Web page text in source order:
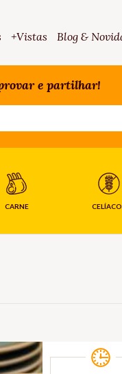
+Vistas Blog &
e partilhar!
CARNE